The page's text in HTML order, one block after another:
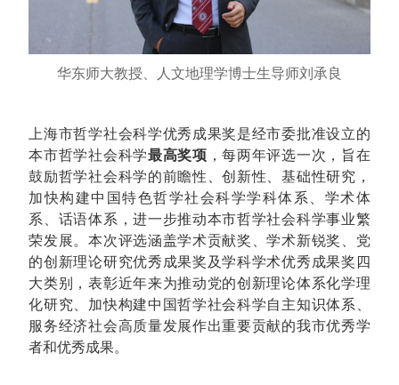
华东师大教授、人文地理学博士生导师刘承良
上海市哲学社会科学优秀成果奖是经市委批准设立的
本市哲学社会科学最高奖项 ，每两年评选一次，旨在
鼓励哲学社会科学的前瞻性、创新性、基础性研究，
加快构建中国特色哲学社会科学学科体系、学术体
系、话语体系，进一步推动本市哲学社会科学事业繁
荣发展。本次评选涵盖学术贡献奖、学术新锐奖、党
的创新理论研究优秀成果奖及学科学术优秀成果奖四
大类别，表彰近年来为推动党的创新理论体系化学理
化研究、加快构建中国哲学社会科学自主知识体系、
服务经济社会高质量发展作出重要贡献的我市优秀学
者和优秀成果。